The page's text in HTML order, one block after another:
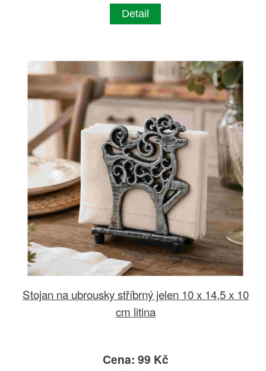
Detail
Stojan na ubrousky stříbrný jelen 10 x 14,5 x 10
cm litina
Cena: 99 Kč